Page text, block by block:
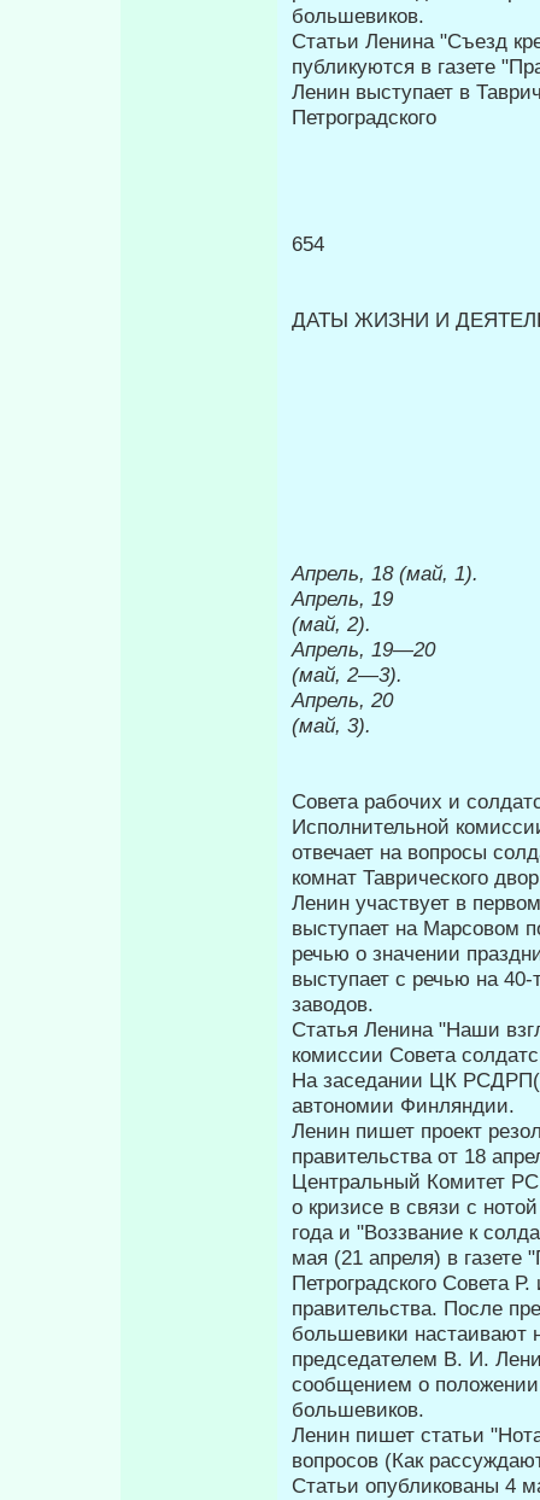
большевиков.
Статьи Ленина "Съезд
публикуются в газете
Ленин выступает в
Петроградского
654
ДАТЫ ЖИЗНИ И
Апрель, 18 (май, 1).
Апрель, 19
(май, 2).
Апрель, 19—20
(май, 2—3).
Апрель, 20
(май, 3).
Совета рабочих и
Исполнительной
отвечает на вопросы
комнат Тавриче­ского
Ленин участвует в
выступает на Марсовом
речью о значении
выступает с речью на
заводов.
Статья Ленина "Наши
комиссии Совета
На заседании ЦК
автономии Финляндии.
Ленин пишет проект
правительства от 18
Центральный Комитет
о кризисе в связи с
года и "Воззвание к
мая (21 апреля) в газете
Петроградского Совета
прави­тельства. После
большевики настаивают
председателем В. И.
сообщением о положении
большевиков.
Ленин пишет статьи
вопросов (Как
Статьи опубликованы 4